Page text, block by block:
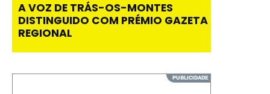
A VOZ DE TRÁS-OS-MONTES
DISTINGUIDO COM PRÉMIO GAZETA
REGIONAL